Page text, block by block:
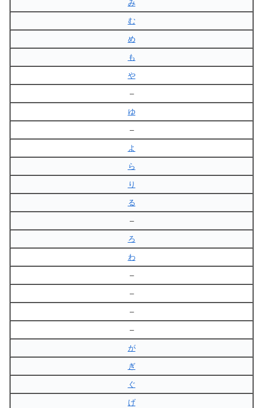
み
む
め
も
や
–
ゆ
–
よ
ら
り
る
–
ろ
わ
–
–
–
–
が
ぎ
ぐ
げ